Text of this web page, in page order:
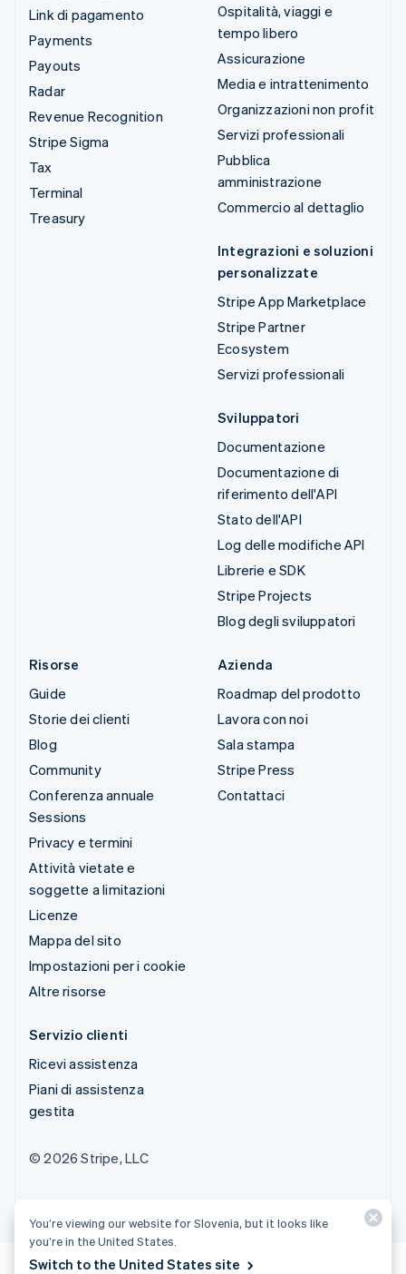
Link di pagamento
Payments
Payouts
Radar
Revenue Recognition
Stripe Sigma
Tax
Terminal
Treasury
Ospitalità, viaggi e
tempo libero
Assicurazione
Media e intrattenimento
Organizzazioni non profit
Servizi professionali
Pubblica
amministrazione
Commercio al dettaglio
Integrazioni e soluzioni
personalizzate
Stripe App Marketplace
Stripe Partner
Ecosystem
Servizi professionali
Sviluppatori
Documentazione
Documentazione di
riferimento dell'API
Stato dell'API
Log delle modifiche API
Librerie e SDK
Stripe Projects
Blog degli sviluppatori
Risorse
Guide
Storie dei clienti
Blog
Community
Conferenza annuale
Sessions
Privacy e termini
Attività vietate e
soggette a limitazioni
Licenze
Mappa del sito
Impostazioni per i cookie
Altre risorse
Azienda
Roadmap del prodotto
Lavora con noi
Sala stampa
Stripe Press
Contattaci
Servizio clienti
Ricevi assistenza
Piani di assistenza
gestita
© 2026 Stripe, LLC
You’re viewing our website for Slovenia, but it looks like
you’re in the United States.
Switch to the United States site